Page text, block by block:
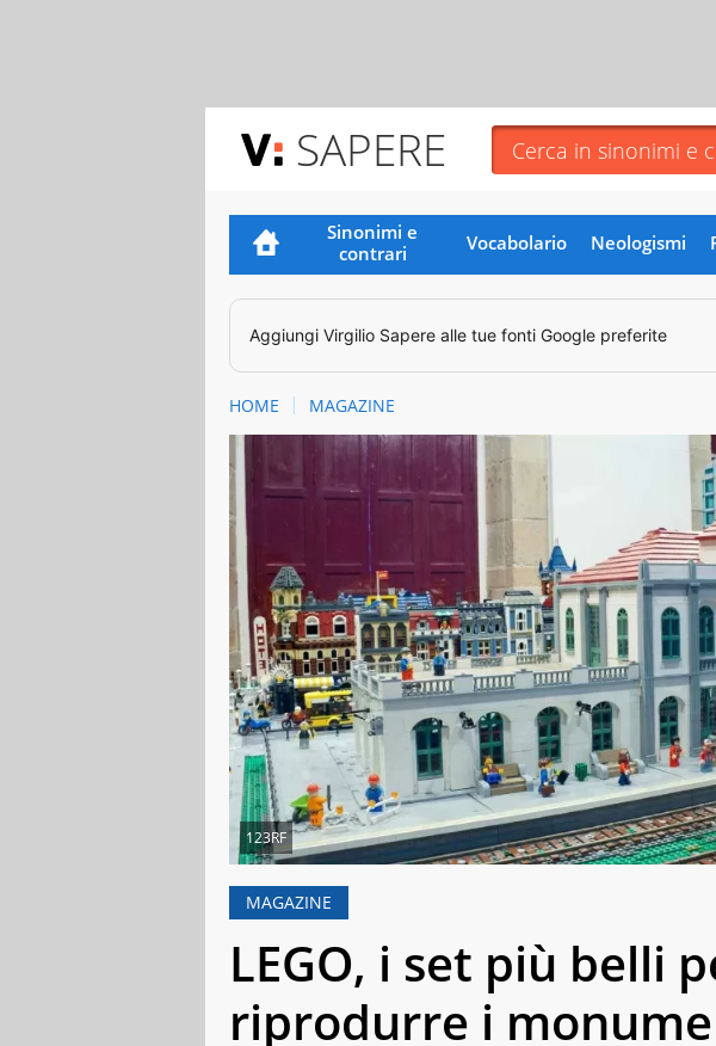
SAPERE
Sinonimi e
contrari
Vocabolario Neologismi
Aggiungi Virgilio Sapere alle tue fonti Google preferite
HOME MAGAZINE
123RF
MAGAZINE
LEGO, i set più belli
riprodurre i